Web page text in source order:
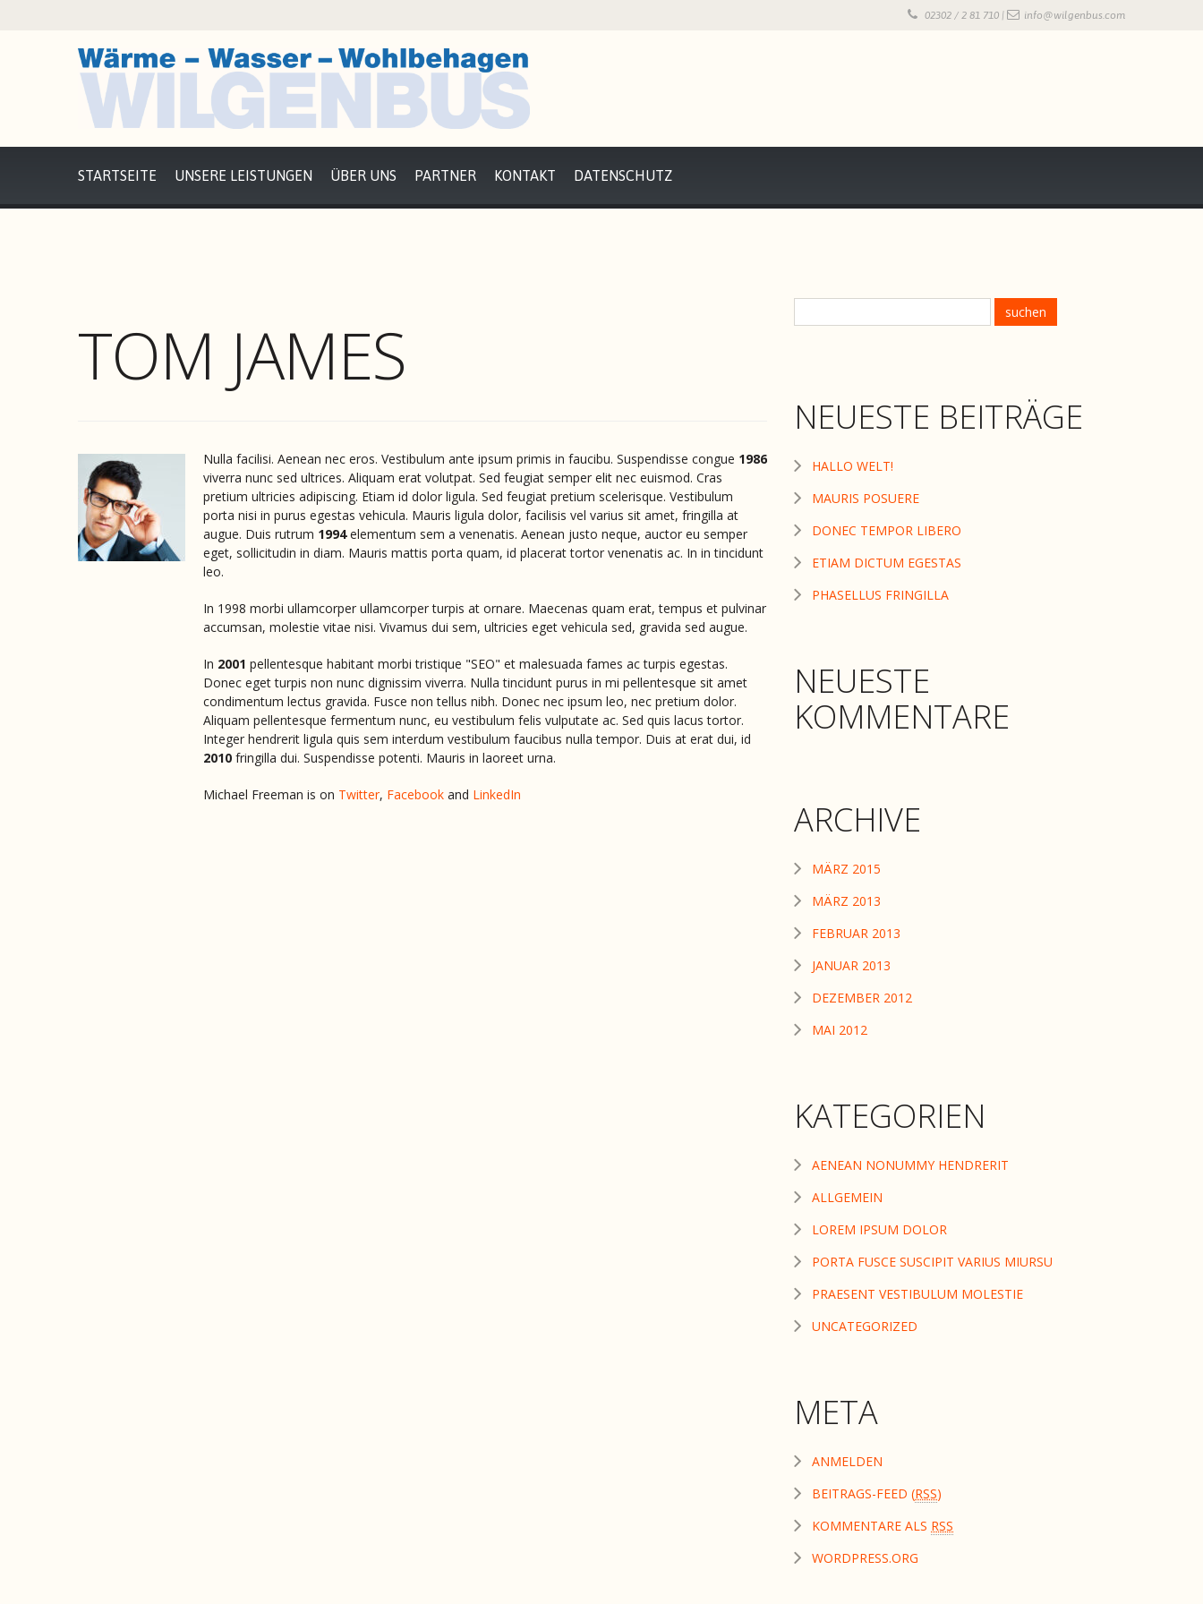
02302 / 2 81 710 | info@wilgenbus.com
STARTSEITE UNSERE LEISTUNGEN ÜBER UNS PARTNER KONTAKT DATENSCHUTZ
TOM JAMES
Nulla facilisi. Aenean nec eros. Vestibulum ante ipsum primis in faucibu. Suspendisse congue 1986
viverra nunc sed ultrices. Aliquam erat volutpat. Sed feugiat semper elit nec euismod. Cras
pretium ultricies adipiscing. Etiam id dolor ligula. Sed feugiat pretium scelerisque. Vestibulum
porta nisi in purus egestas vehicula. Mauris ligula dolor, facilisis vel varius sit amet, fringilla at
augue. Duis rutrum 1994elementum sem a venenatis. Aenean justo neque, auctor eu semper
eget, sollicitudin in diam. Mauris mattis porta quam, id placerat tortor venenatis ac. In in tincidunt
leo.
In 1998 morbi ullamcorper ullamcorper turpis at ornare. Maecenas quam erat, tempus et pulvinar
accumsan, molestie vitae nisi. Vivamus dui sem, ultricies eget vehicula sed, gravida sed augue.
In 2001 pellentesque habitant morbi tristique "SEO" et malesuada fames ac turpis egestas.
Donec eget turpis non nunc dignissim viverra. Nulla tincidunt purus in mi pellentesque sit amet
condimentum lectus gravida. Fusce non tellus nibh. Donec nec ipsum leo, nec pretium dolor.
Aliquam pellentesque fermentum nunc, eu vestibulum felis vulputate ac. Sed quis lacus tortor.
Integer hendrerit ligula quis sem interdum vestibulum faucibus nulla tempor. Duis at erat dui, id
2010 fringilla dui. Suspendisse potenti. Mauris in laoreet urna.
Michael Freeman is on Twitter, Facebook and LinkedIn
NEUESTE BEITRÄGE
HALLO WELT!
MAURIS POSUERE
DONEC TEMPOR LIBERO
ETIAM DICTUM EGESTAS
PHASELLUS FRINGILLA
NEUESTE
KOMMENTARE
ARCHIVE
MÄRZ 2015
MÄRZ 2013
FEBRUAR 2013
JANUAR 2013
DEZEMBER 2012
MAI 2012
KATEGORIEN
AENEAN NONUMMY HENDRERIT
ALLGEMEIN
LOREM IPSUM DOLOR
PORTA FUSCE SUSCIPIT VARIUS MIURSU
PRAESENT VESTIBULUM MOLESTIE
UNCATEGORIZED
META
ANMELDEN
BEITRAGS-FEED (RSS)
KOMMENTARE ALS RSS
WORDPRESS.ORG